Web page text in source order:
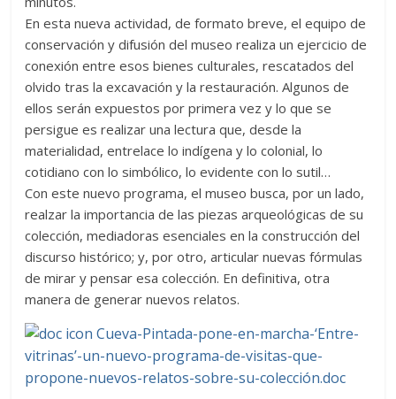
En esta nueva actividad, de formato breve, el equipo de
conservación y difusión del museo realiza un ejercicio de
conexión entre esos bienes culturales, rescatados del
olvido tras la excavación y la restauración. Algunos de
ellos serán expuestos por primera vez y lo que se
persigue es realizar una lectura que, desde la
materialidad, entrelace lo indígena y lo colonial, lo
cotidiano con lo simbólico, lo evidente con lo sutil…
Con este nuevo programa, el museo busca, por un lado,
realzar la importancia de las piezas arqueológicas de su
colección, mediadoras esenciales en la construcción del
discurso histórico; y, por otro, articular nuevas fórmulas
de mirar y pensar esa colección. En definitiva, otra
manera de generar nuevos relatos.
Cueva-Pintada-pone-en-marcha-‘Entre-
vitrinas’-un-nuevo-programa-de-visitas-que-
propone-nuevos-relatos-sobre-su-colección.doc